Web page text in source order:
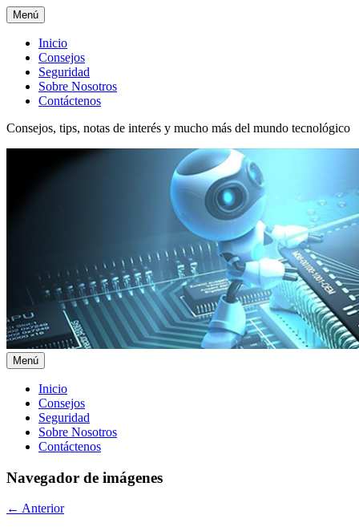
Menú
Menú
superior
Inicio
Consejos
Seguridad
Sobre Nosotros
Contáctenos
Consejos, tips, notas de interés y mucho más del mundo tecnológico
Menú
Menú
principal
Inicio
Consejos
Seguridad
Sobre Nosotros
Contáctenos
Navegador de imágenes
← Anterior